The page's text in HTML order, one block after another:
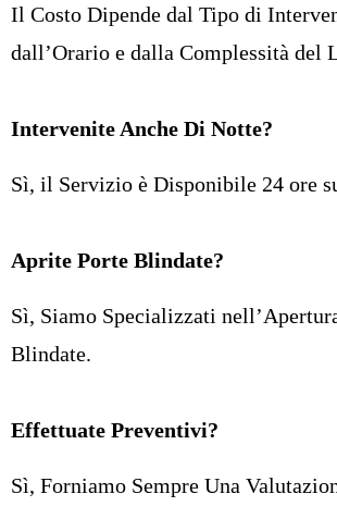
Il Costo Dipende dal Tipo di
dall’Orario e dalla Complessità del
Intervenite Anche Di Notte?
Sì, il Servizio è Disponibile 24 ore
Aprite Porte Blindate?
Sì, Siamo Specializzati
Blindate.
Effettuate Preventivi?
Sì, Forniamo Sempre Una